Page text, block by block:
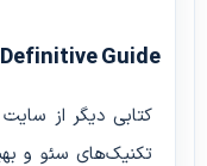
Guide
تکنیک‌های سئو و